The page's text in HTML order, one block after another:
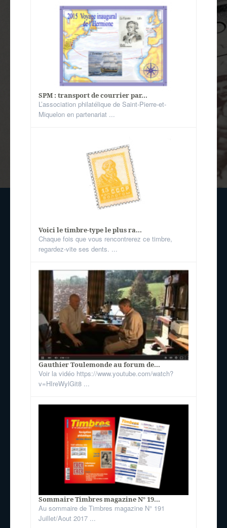
SPM : transport de courrier par...
L’association philatélique de Saint-Pierre-et-
Miquelon en partenariat ...
Voici le timbre-type le plus ra...
Chaque fois que vous rencontrerez ce timbre,
regardez-vite ses dents. ...
Gauthier Toulemonde au forum de...
Voir la vidéo https://www.youtube.com/watch?
v=HIreWylGit8 ...
Sommaire Timbres magazine N° 19...
Au sommaire de Timbres magazine N° 191
Juillet/Aout 2017 ...